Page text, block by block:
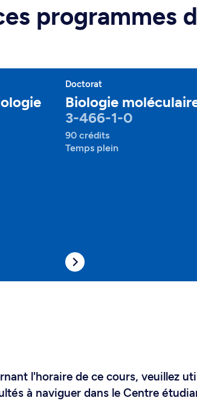
programmes
Doctorat
Biologie
3-466-1-0
90 crédits
Temps plein
l'horaire de ce cours, veuillez
à naviguer dans le Centre